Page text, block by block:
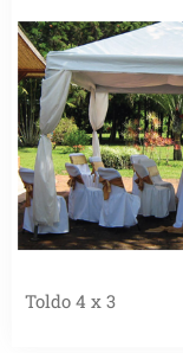
Toldo 4 x 3